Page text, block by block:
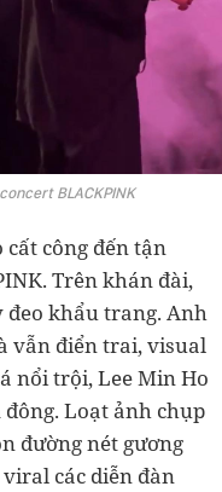
BLACKPINK
công đến tận
Trên khán đài,
khẩu trang. Anh
vẫn điển trai, visual
nổi trội, Lee Min Ho
Loạt ảnh chụp
đường nét gương
các diễn đàn